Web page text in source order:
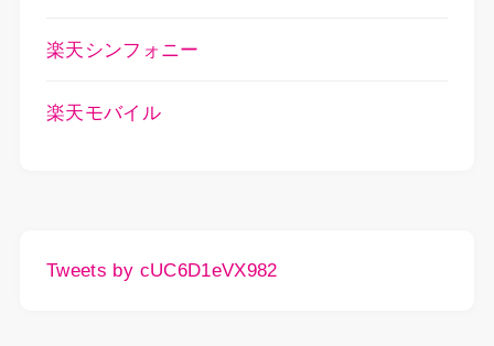
楽天シンフォニー
楽天モバイル
Tweets by cUC6D1eVX982